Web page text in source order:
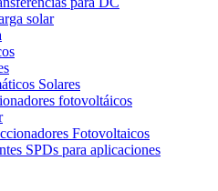
solar
Solares
fotovoltáicos
Fotovoltaicos
SPDs para aplicaciones